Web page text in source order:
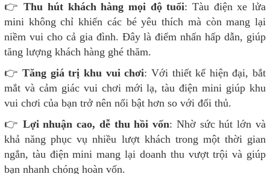
👉Thu hút khách hàng mọi độ tuổi: Tàu điện xe lửa
mini không chỉ khiến các bé yêu thích mà còn mang lại
niềm vui cho cả gia đình. Đây là điểm nhấn hấp dẫn, giúp
tăng lượng khách hàng ghé thăm.
👉Tăng giá trị khu vui chơi: Với thiết kế hiện đại, bắt
mắt và cảm giác vui chơi mới lạ, tàu điện mini giúp khu
vui chơi của bạn trở nên nổi bật hơn so với đối thủ.
👉 Lợi nhuận cao, dễ thu hồi vốn: Nhờ sức hút lớn và
khả năng phục vụ nhiều lượt khách trong một thời gian
ngắn, tàu điện mini mang lại doanh thu vượt trội và giúp
bạn nhanh chóng hoàn vốn.